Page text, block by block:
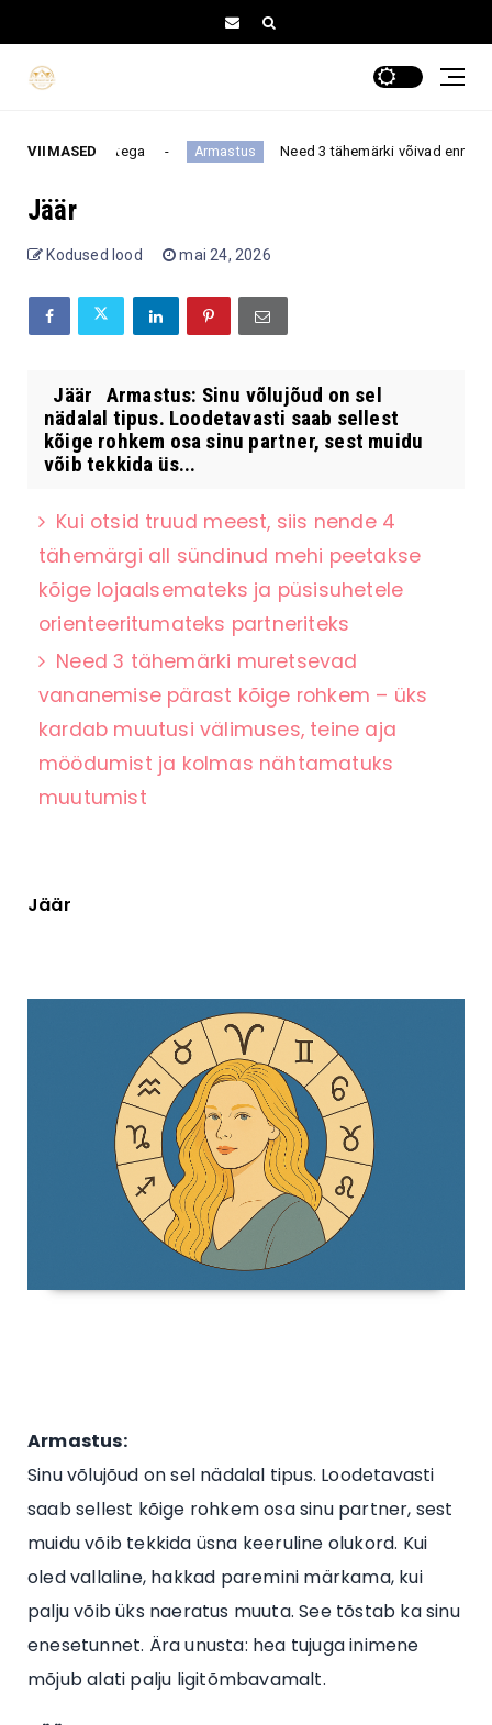
VIIMASED
muutustega Armastus Need 3 tähemärki võivad enne
Jäär
Kodused lood mai 24, 2026
Jäär Armastus: Sinu võlujõud on sel
nädalal tipus. Loodetavasti saab sellest
kõige rohkem osa sinu partner, sest muidu
võib tekkida üs...
Kui otsid truud meest, siis nende 4
tähemärgi all sündinud mehi peetakse
kõige lojaalsemateks ja püsisuhetele
orienteeritumateks partneriteks
Need 3 tähemärki muretsevad
vananemise pärast kõige rohkem – üks
kardab muutusi välimuses, teine aja
möödumist ja kolmas nähtamatuks
muutumist
Jäär
Armastus:
Sinu võlujõud on sel nädalal tipus. Loodetavasti
saab sellest kõige rohkem osa sinu partner, sest
muidu võib tekkida üsna keeruline olukord. Kui
oled vallaline, hakkad paremini märkama, kui
palju võib üks naeratus muuta. See tõstab ka sinu
enesetunnet. Ära unusta: hea tujuga inimene
mõjub alati palju ligitõmbavamalt.